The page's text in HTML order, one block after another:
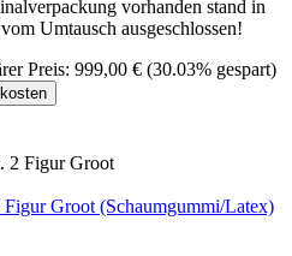
vorhanden stand in
Umtausch ausgeschlossen!
Preis: 999,00 € (30.03% gespart)
Groot (Schaumgummi/Latex)